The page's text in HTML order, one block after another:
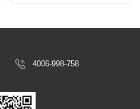
4006-998-758